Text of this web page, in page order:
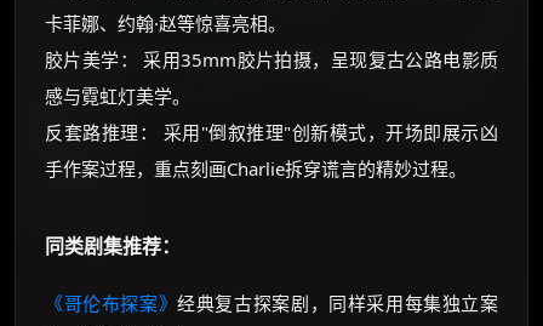
卡菲娜、约翰·赵等惊喜亮相。
胶片美学： 采用35mm胶片拍摄，呈现复古公路电影质
感与霓虹灯美学。
反套路推理： 采用"倒叙推理"创新模式，开场即展示凶
手作案过程，重点刻画Charlie拆穿谎言的精妙过程。
同类剧集推荐：
《哥伦布探案》经典复古探案剧，同样采用每集独立案